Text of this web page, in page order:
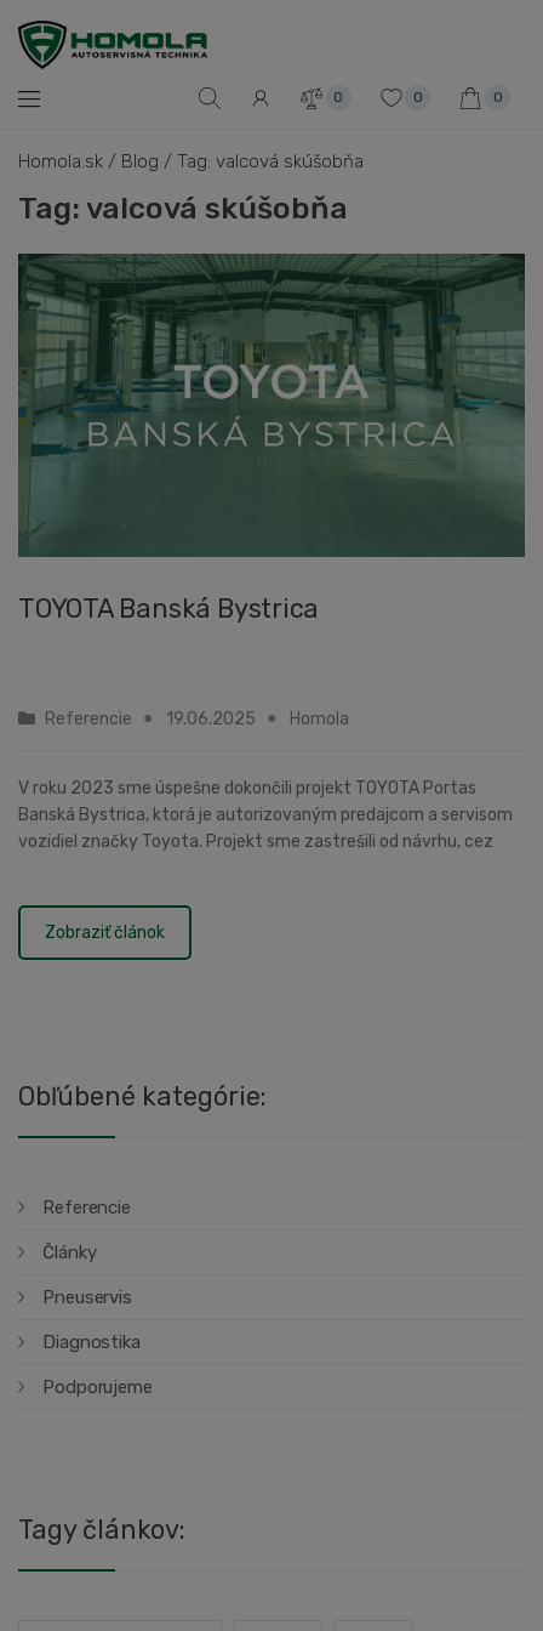
0 0 0
Homola.sk / Blog / Tag: valcová skúšobňa
Tag: valcová skúšobňa
TOYOTA Banská Bystrica
Referencie 19.06.2025 Homola
V roku 2023 sme úspešne dokončili projekt TOYOTA Portas
Banská Bystrica, ktorá je autorizovaným predajcom a servisom
vozidiel značky Toyota. Projekt sme zastrešili od návrhu, cez
Zobraziť článok
Obľúbené kategórie:
Referencie
Články
Pneuservis
Diagnostika
Podporujeme
Tagy článkov: